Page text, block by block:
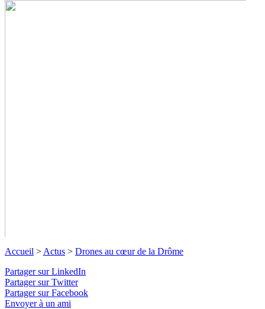
Accueil > Actus > Drones au cœur de la Drôme
Partager sur LinkedIn
Partager sur Twitter
Partager sur Facebook
Envoyer à un ami